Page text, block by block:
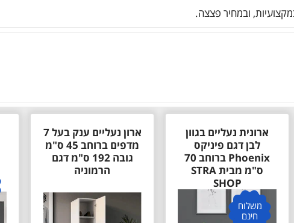
ארונית נעליים בגוון
לבן דגם פיניקס
Phoenix ברוחב 70
ס"מ מבית STRA
SHOP
משלוח
חינם
ארון נעליים ענק בעל 7
מדפים ברוחב 45 ס"מ
גובה 192 ס"מ דגם
הרמוניה